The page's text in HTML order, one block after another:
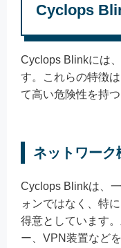
Cyclops
Cyclops Blinkには
す。これらの特徴
て高い危険性を持
ネットワーク
Cyclops Blinkは、
ォンではなく、特
得意としています
ー、VPN装置など